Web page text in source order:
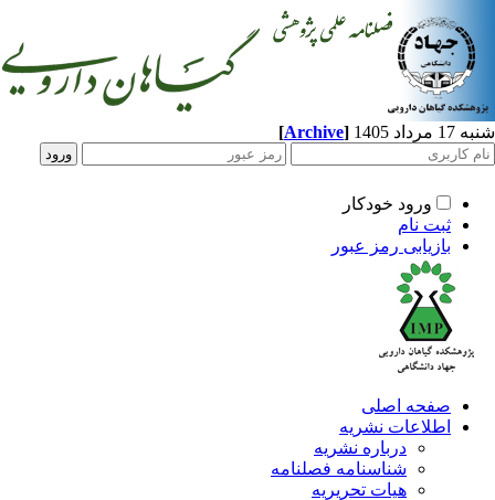
1405
[Archive]
ورود خودکار
ثبت نام
بازیابی رمز عبور
صفحه اصلی
اطلاعات نشریه
درباره نشریه
شناسنامه فصلنامه
هیات تحریریه